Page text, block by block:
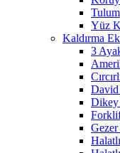
Tulum
Yüz
Kaldırma
3
David
Dikey